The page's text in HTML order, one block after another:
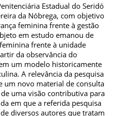
Estadual do Seridó
da Nóbrega, com objetivo
feminina frente à gestão
em estudo emanou de
frente à unidade
da observância do
um modelo historicamente
A relevância da pesquisa
um novo material de consulta
uma visão contributiva para
em que a referida pesquisa
diversos autores que tratam